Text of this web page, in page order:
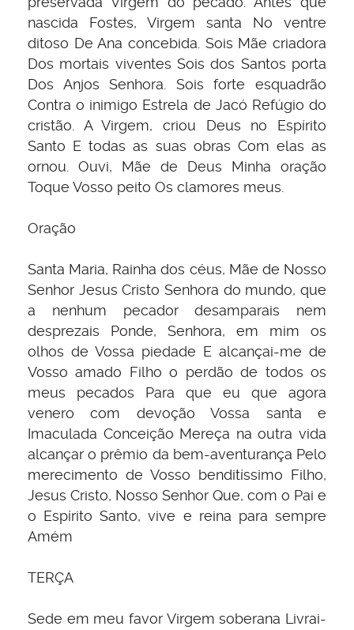
nascida Fostes, Virgem santa No ventre
ditoso De Ana concebida. Sois Mãe criadora
Dos mortais viventes Sois dos Santos porta
Dos Anjos Senhora. Sois forte esquadrão
Contra o inimigo Estrela de Jacó Refúgio do
cristão. A Virgem, criou Deus no Espírito
Santo E todas as suas obras Com elas as
ornou. Ouvi, Mãe de Deus Minha oração
Toque Vosso peito Os clamores meus.
Oração
Santa Maria, Rainha dos céus, Mãe de Nosso
Senhor Jesus Cristo Senhora do mundo, que
a nenhum pecador desamparais nem
desprezais Ponde, Senhora, em mim os
olhos de Vossa piedade E alcançai-me de
Vosso amado Filho o perdão de todos os
meus pecados Para que eu que agora
venero com devoção Vossa santa e
Imaculada Conceição Mereça na outra vida
alcançar o prêmio da bem-aventurança Pelo
merecimento de Vosso benditíssimo Filho,
Jesus Cristo, Nosso Senhor Que, com o Pai e
o Espírito Santo, vive e reina para sempre
Amém
TERÇA
Sede em meu favor Virgem soberana Livrai-